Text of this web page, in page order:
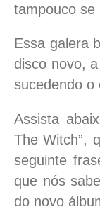
tampouco se
Essa galera
disco novo,
sucedendo o
Assista
The Witch”,
seguinte
que nós
do novo